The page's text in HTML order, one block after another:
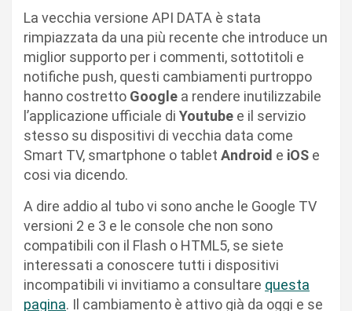
La vecchia versione API DATA è stata
rimpiazzata da una più recente che introduce un
miglior supporto per i commenti, sottotitoli e
notifiche push, questi cambiamenti purtroppo
hanno costretto Google a rendere inutilizzabile
l’applicazione ufficiale di Youtube e il servizio
stesso su dispositivi di vecchia data come
Smart TV, smartphone o tablet Android e iOS e
cosi via dicendo.
A dire addio al tubo vi sono anche le Google TV
versioni 2 e 3 e le console che non sono
compatibili con il Flash o HTML5, se siete
interessati a conoscere tutti i dispositivi
incompatibili vi invitiamo a consultare questa
pagina. Il cambiamento è attivo già da oggi e se